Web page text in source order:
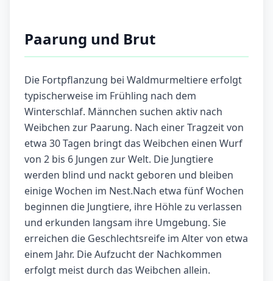
Paarung und Brut
Die Fortpflanzung bei Waldmurmeltiere erfolgt
typischerweise im Frühling nach dem
Winterschlaf. Männchen suchen aktiv nach
Weibchen zur Paarung. Nach einer Tragzeit von
etwa 30 Tagen bringt das Weibchen einen Wurf
von 2 bis 6 Jungen zur Welt. Die Jungtiere
werden blind und nackt geboren und bleiben
einige Wochen im Nest.Nach etwa fünf Wochen
beginnen die Jungtiere, ihre Höhle zu verlassen
und erkunden langsam ihre Umgebung. Sie
erreichen die Geschlechtsreife im Alter von etwa
einem Jahr. Die Aufzucht der Nachkommen
erfolgt meist durch das Weibchen allein.